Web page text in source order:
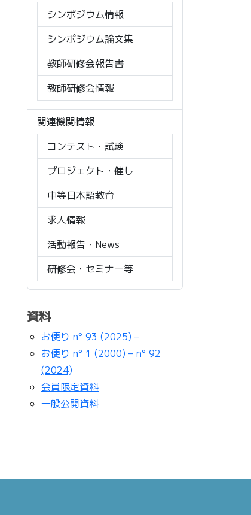
シンポジウム情報
シンポジウム論文集
教師研修会報告書
教師研修会情報
関連機関情報
コンテスト・試験
プロジェクト・催し
中等日本語教育
求人情報
活動報告・News
研修会・セミナー等
資料
お便り n° 93 (2025) –
お便り n° 1 (2000) – n° 92
(2024)
会員限定資料
一般公開資料